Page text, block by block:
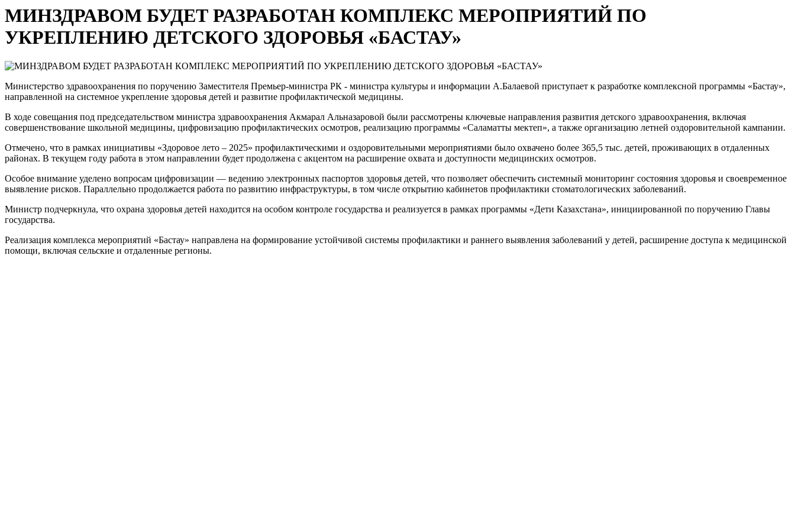
МИНЗДРАВОМ БУДЕТ РАЗРАБОТАН КОМПЛЕКС МЕРОПРИЯТИЙ ПО
УКРЕПЛЕНИЮ ДЕТСКОГО ЗДОРОВЬЯ «БАСТАУ»
Министерство здравоохранения по поручению Заместителя Премьер-министра РК - министра культуры и информации А.Балаевой приступает к разработке комплексной программы «Бастау»,
направленной на системное укрепление здоровья детей и развитие профилактической медицины.
В ходе совещания под председательством министра здравоохранения Акмарал Альназаровой были рассмотрены ключевые направления развития детского здравоохранения, включая
совершенствование школьной медицины, цифровизацию профилактических осмотров, реализацию программы «Саламатты мектеп», а также организацию летней оздоровительной кампании.
Отмечено, что в рамках инициативы «Здоровое лето – 2025» профилактическими и оздоровительными мероприятиями было охвачено более 365,5 тыс. детей, проживающих в отдаленных
районах. В текущем году работа в этом направлении будет продолжена с акцентом на расширение охвата и доступности медицинских осмотров.
Особое внимание уделено вопросам цифровизации — ведению электронных паспортов здоровья детей, что позволяет обеспечить системный мониторинг состояния здоровья и своевременное
выявление рисков. Параллельно продолжается работа по развитию инфраструктуры, в том числе открытию кабинетов профилактики стоматологических заболеваний.
Министр подчеркнула, что охрана здоровья детей находится на особом контроле государства и реализуется в рамках программы «Дети Казахстана», инициированной по поручению Главы
государства.
Реализация комплекса мероприятий «Бастау» направлена на формирование устойчивой системы профилактики и раннего выявления заболеваний у детей, расширение доступа к медицинской
помощи, включая сельские и отдаленные регионы.